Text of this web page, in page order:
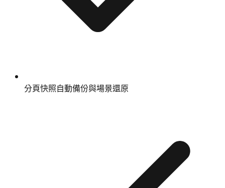
分頁快照自動備份與場景還原